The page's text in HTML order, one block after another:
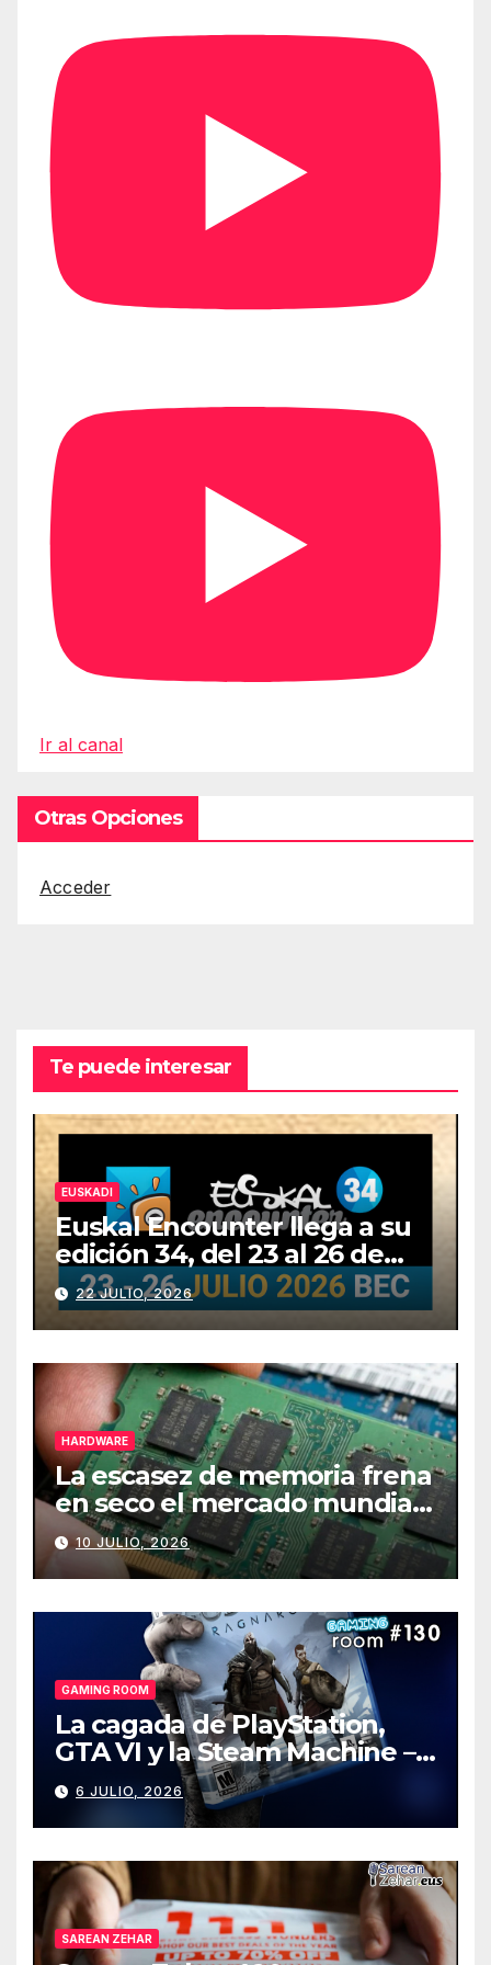
Ir al canal
Otras Opciones
Acceder
Te puede interesar
EUSKADI
Euskal Encounter llega a su
edición 34, del 23 al 26 de
julio
22 JULIO, 2026
HARDWARE
La escasez de memoria frena
en seco el mercado mundial
de PCs
10 JULIO, 2026
GAMING ROOM
La cagada de PlayStation,
GTA VI y la Steam Machine –
Gaming Room #130
6 JULIO, 2026
SAREAN ZEHAR